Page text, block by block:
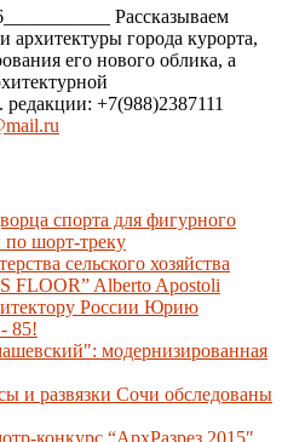
Рассказываем
архитектуры города курорта,
его нового облика, а
+7(988)2387111
спорта для фигурного
по шорт-треку
сельского хозяйства
FLOOR” Alberto Apostoli
России Юрию
85!
модернизированная
и развязки Сочи обследованы